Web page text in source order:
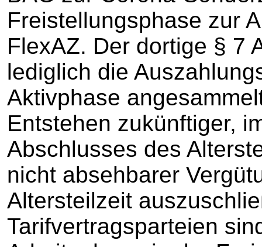
Freistellungsphase zur
FlexAZ. Der dortige § 7
lediglich die
Aktivphase
Entstehen zukünftiger,
Abschlusses des
nicht absehbarer
Altersteilzeit
Tarifvertragsparteien